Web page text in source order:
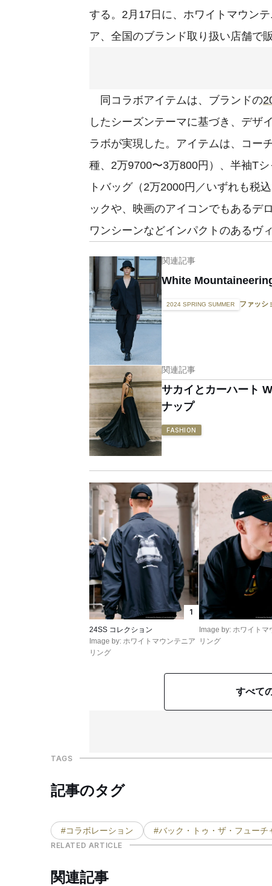
する。2月17日に、ホワイトマウン
ア、全国のブランド取り扱い店舗で販
同コラボアイテムは、ブランドの
したシーズンテーマに基づき、デザ
ラボが実現した。アイテムは、コー
種、2万9700〜3万800円）、半袖T
トバッグ（2万2000円／いずれも税
ックや、映画のアイコンでもあるデ
ワンシーンなどインパクトのあるヴ
関連記事
White
2024 SPRING SUMMER ファッシ
関連記事
サカイとカーハート
ナップ
FASHION
1
24SS コレクション
Image by: ホワイトマウンテニア
リング
Image by: ホワイトマ
リング
すべて
TAGS
記事のタグ
#コラボレーション #バック・トゥ・ザ・フューチ
RELATED ARTICLE
関連記事